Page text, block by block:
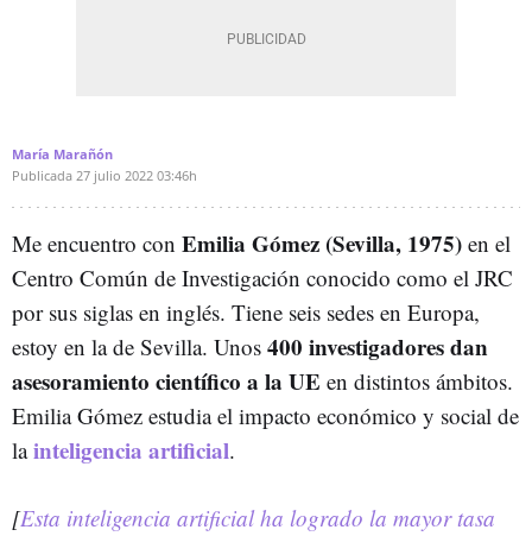
María Marañón
Publicada 27 julio 2022 03:46h
Me encuentro con Emilia Gómez (Sevilla, 1975) en el
Centro Común de Investigación conocido como el JRC
por sus siglas en inglés. Tiene seis sedes en Europa,
estoy en la de Sevilla. Unos 400 investigadores dan
asesoramiento científico a la UE en distintos ámbitos.
Emilia Gómez estudia el impacto económico y social de
lainteligencia artificial.
[Esta inteligencia artificial ha logrado la mayor tasa